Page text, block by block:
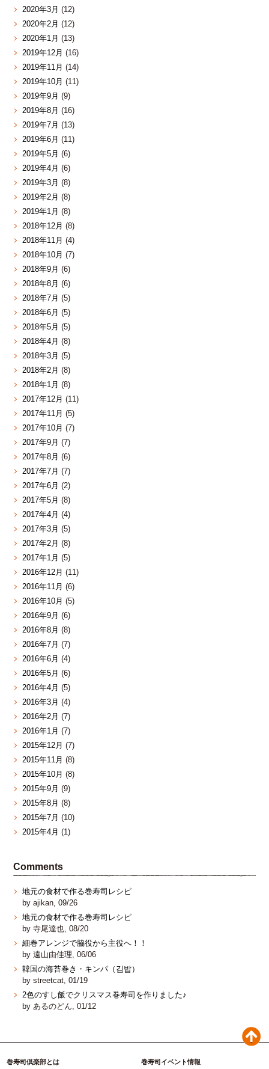
2020年3月 (12)
2020年2月 (12)
2020年1月 (13)
2019年12月 (16)
2019年11月 (14)
2019年10月 (11)
2019年9月 (9)
2019年8月 (16)
2019年7月 (13)
2019年6月 (11)
2019年5月 (6)
2019年4月 (6)
2019年3月 (8)
2019年2月 (8)
2019年1月 (8)
2018年12月 (8)
2018年11月 (4)
2018年10月 (7)
2018年9月 (6)
2018年8月 (6)
2018年7月 (5)
2018年6月 (5)
2018年5月 (5)
2018年4月 (8)
2018年3月 (5)
2018年2月 (8)
2018年1月 (8)
2017年12月 (11)
2017年11月 (5)
2017年10月 (7)
2017年9月 (7)
2017年8月 (6)
2017年7月 (7)
2017年6月 (2)
2017年5月 (8)
2017年4月 (4)
2017年3月 (5)
2017年2月 (8)
2017年1月 (5)
2016年12月 (11)
2016年11月 (6)
2016年10月 (5)
2016年9月 (6)
2016年8月 (8)
2016年7月 (7)
2016年6月 (4)
2016年5月 (6)
2016年4月 (5)
2016年3月 (4)
2016年2月 (7)
2016年1月 (7)
2015年12月 (7)
2015年11月 (8)
2015年10月 (8)
2015年9月 (9)
2015年8月 (8)
2015年7月 (10)
2015年4月 (1)
Comments
地元の食材で作る巻寿司レシピ
by ajikan, 09/26
地元の食材で作る巻寿司レシピ
by 寺尾達也, 08/20
細巻アレンジで脇役から主役へ！！
by 遠山由佳理, 06/06
韓国の海苔巻き・キンパ（김밥）
by streetcat, 01/19
2色のすし飯でクリスマス巻寿司を作りました♪
by あるのどん, 01/12
巻寿司倶楽部とは 巻寿司イベント情報